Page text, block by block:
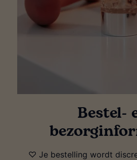
Bestel-
♡ Je bestelling wordt